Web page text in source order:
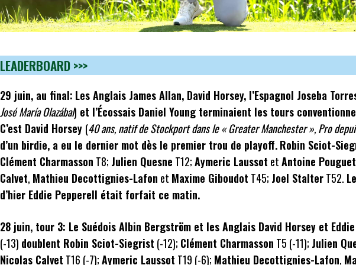
LEADERBOARD >>>
29 juin, au final: Les Anglais James Allan, David Horsey, l’Espagnol Joseba
José María Olazábal) et l’Écossais Daniel Young terminaient les tours
C’est David Horsey (40 ans, natif de Stockport dans le « Greater Manchester », Pro
d’un birdie, a eu le dernier mot dès le premier trou de playoff.Robin Sciot-
Clément Charmasson T8; Julien Quesne T12;Aymeric Laussot etAntoine Pouguet
Calvet, Mathieu Decottignies-Lafon et Maxime Giboudot T45; Joel StalterT52.
d’hier Eddie Pepperell était forfait ce matin.
28 juin, tour 3: Le Suédois Albin Bergström et les Anglais David Horsey et
(-13) doublent Robin Sciot-Siegrist (-12); Clément Charmasson T5 (-11); Julien
Nicolas Calvet T16 (-7);Aymeric Laussot T19 (-6); Mathieu Decottignies-Lafon,